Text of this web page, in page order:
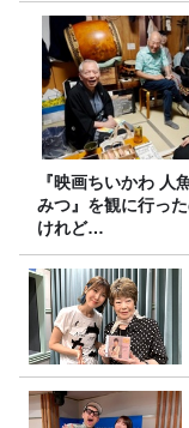
『映画ちいかわ 人
みつ』を観に行っ
けれど…